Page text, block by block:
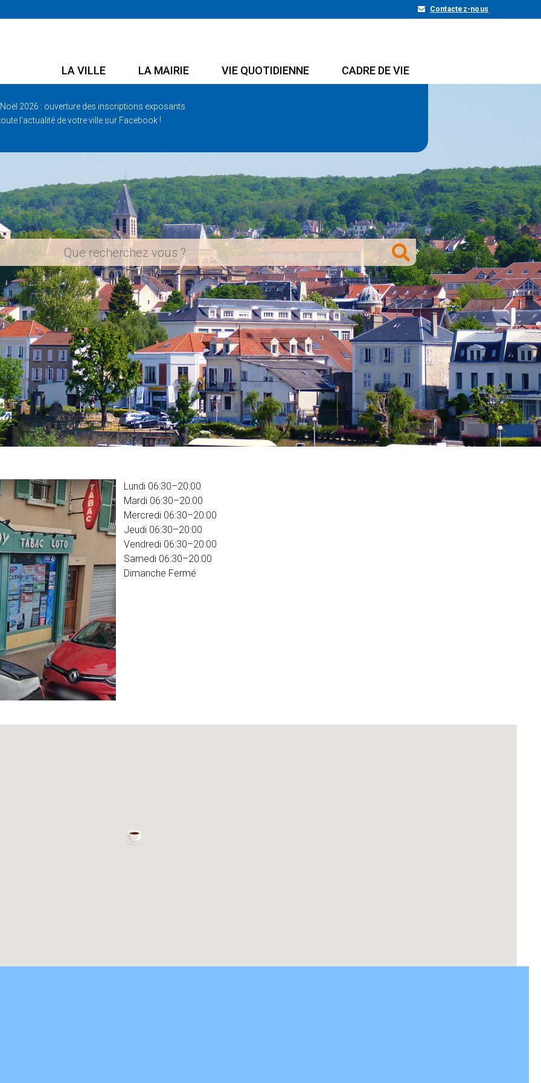
Contactez-nous
LA VILLE LA MAIRIE VIE QUOTIDIENNE CADRE DE VIE
2026 : ouverture des inscriptions exposants
l'actualité de votre ville sur Facebook !
Lundi 06:30–20:00
Mardi 06:30–20:00
Mercredi 06:30–20:00
Jeudi 06:30–20:00
Vendredi 06:30–20:00
Samedi 06:30–20:00
Dimanche Fermé